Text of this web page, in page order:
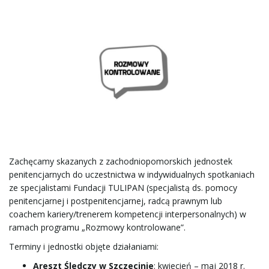
c
Zachęcamy skazanych z zachodniopomorskich jednostek
penitencjarnych do uczestnictwa w indywidualnych spotkaniach
ze specjalistami Fundacji TULIPAN (specjalistą ds. pomocy
penitencjarnej i postpenitencjarnej, radcą prawnym lub
coachem kariery/trenerem kompetencji interpersonalnych) w
ramach programu „Rozmowy kontrolowane”.
Terminy i jednostki objęte działaniami:
Areszt Śledczy w Szczecinie: kwiecień – maj 2018 r.